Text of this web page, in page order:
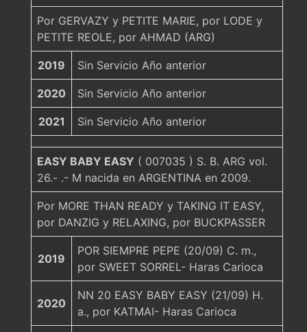
Por GERVAZY y PETITE MARIE, por LODE y
PETITE REOLE, por AHMAD (ARG)
2019 Sin Servicio Año anterior
2020 Sin Servicio Año anterior
2021 Sin Servicio Año anterior
EASY BABY EASY ( 007035 ) S. B. ARG vol.
26.- .- M nacida en ARGENTINA en 2009.
Por MORE THAN READY y TAKING IT EASY,
por DANZIG y RELAXING, por BUCKPASSER
2019
POR SIEMPRE PEPE (20/09) C. m.,
por SWEET SORREL- Haras Carioca
2020
NN 20 EASY BABY EASY (21/09) H.
a., por KATMAI- Haras Carioca